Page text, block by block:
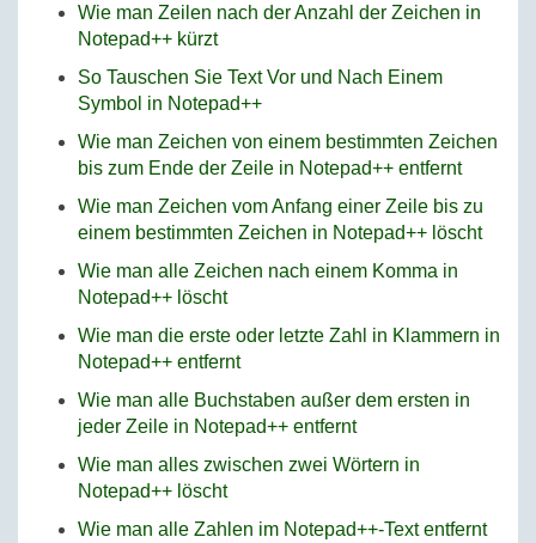
Wie man Zeilen nach der Anzahl der Zeichen in
Notepad++ kürzt
So Tauschen Sie Text Vor und Nach Einem
Symbol in Notepad++
Wie man Zeichen von einem bestimmten Zeichen
bis zum Ende der Zeile in Notepad++ entfernt
Wie man Zeichen vom Anfang einer Zeile bis zu
einem bestimmten Zeichen in Notepad++ löscht
Wie man alle Zeichen nach einem Komma in
Notepad++ löscht
Wie man die erste oder letzte Zahl in Klammern in
Notepad++ entfernt
Wie man alle Buchstaben außer dem ersten in
jeder Zeile in Notepad++ entfernt
Wie man alles zwischen zwei Wörtern in
Notepad++ löscht
Wie man alle Zahlen im Notepad++-Text entfernt